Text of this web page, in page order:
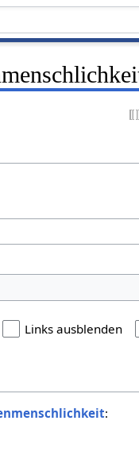
Links ausblenden
: